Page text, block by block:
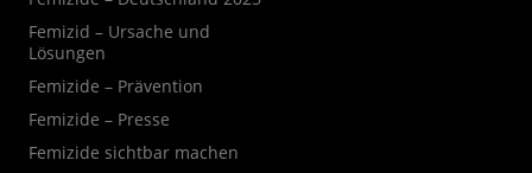
Femizid – Ursache und
Lösungen
Femizide – Prävention
Femizide – Presse
Femizide sichtbar machen